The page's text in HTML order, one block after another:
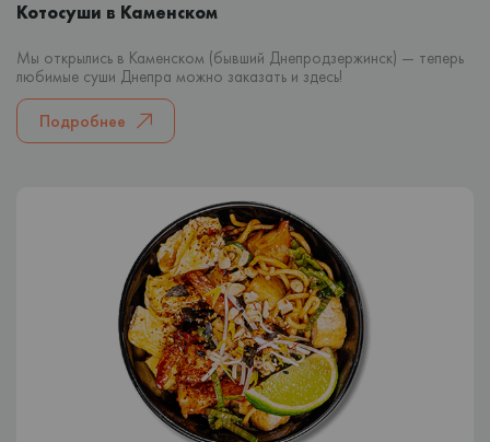
Котосуши в Каменском
Мы открылись в Каменском (бывший Днепродзержинск) — теперь
любимые суши Днепра можно заказать и здесь!
Подробнее